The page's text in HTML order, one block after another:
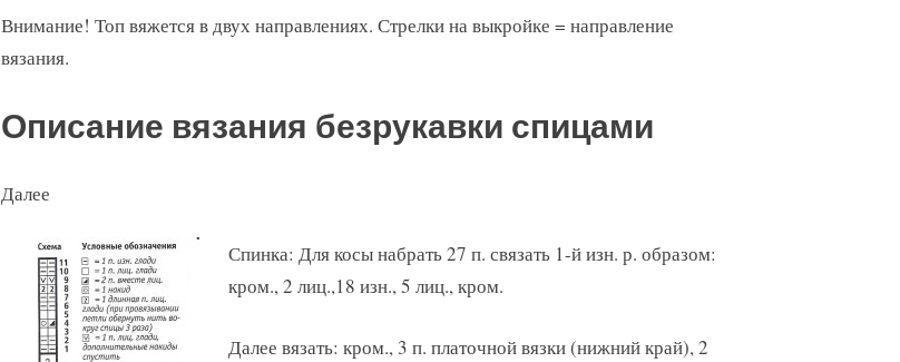
Внимание! Топ вяжется в двух направлениях. Стрелки на выкройке = направление
вязания.
Описание вязания безрукавки спицами
Далее
Спинка: Для косы набрать 27 п. связать 1-й изн. р. образом:
кром., 2 лиц.,18 изн., 5 лиц., кром.
Далее вязать: кром., 3 п. платочной вязки (нижний край), 2